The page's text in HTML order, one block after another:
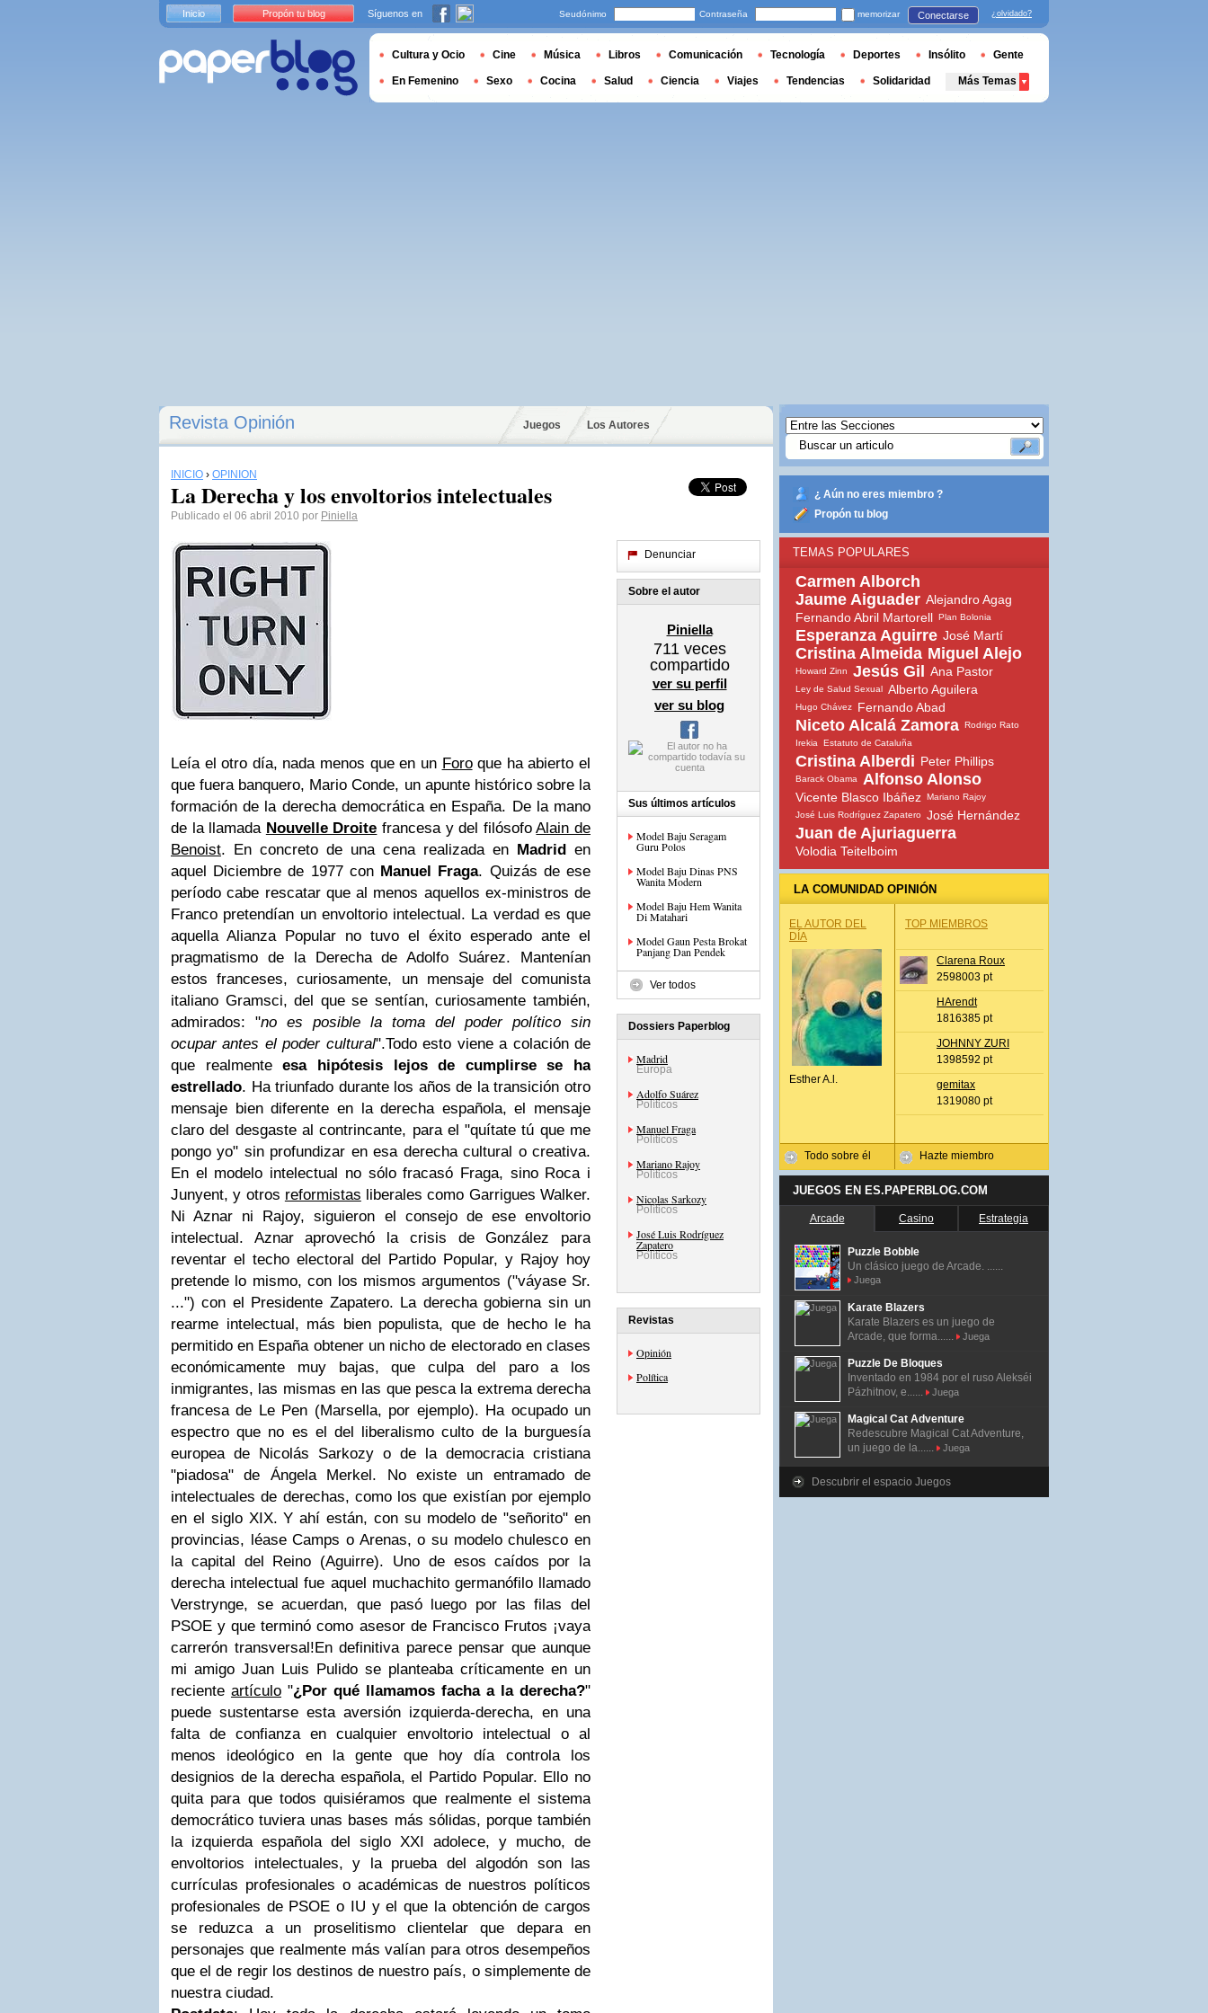
Revista Opinión Juegos Los Autores
INICIO › OPINIÓN
La Derecha y los envoltorios intelectuales
Publicado el 06 abril 2010 por Piniella
Leía el otro día, nada menos que en un Foroque ha abierto el
que fuera banquero, Mario Conde, un apunte histórico sobre la
formación de la derecha democrática en España. De la mano
de la llamada Nouvelle Droite francesa y del filósofoAlain de
Benoist. En concreto de una cena realizada en Madrid en
aquel Diciembre de 1977 con Manuel Fraga. Quizás de ese
período cabe rescatar que al menos aquellos ex-ministros de
Franco pretendían un envoltorio intelectual. La verdad es que
aquella Alianza Popular no tuvo el éxito esperado ante el
pragmatismo de la Derecha de Adolfo Suárez. Mantenían
estos franceses, curiosamente, un mensaje del comunista
italiano Gramsci, del que se sentían, curiosamente también,
admirados: "no es posible la toma del poder político sin
ocupar antes el poder cultural".Todo esto viene a colación de
que realmenteesa hipótesis lejos de cumplirse se ha
estrellado. Ha triunfado durante los años de la transición otro
mensaje bien diferente en la derecha española, el mensaje
claro del desgaste al contrincante, para el "quítate tú que me
pongo yo" sin profundizar en esa derecha cultural o creativa.
En el modelo intelectual no sólo fracasó Fraga, sino Roca i
Junyent, y otros reformistas liberales como Garrigues Walker.
Ni Aznar ni Rajoy, siguieron el consejo de ese envoltorio
intelectual. Aznar aprovechó la crisis de González para
reventar el techo electoral del Partido Popular, y Rajoy hoy
pretende lo mismo, con los mismos argumentos ("váyase Sr.
...") con el Presidente Zapatero. La derecha gobierna sin un
rearme intelectual, más bien populista, que de hecho le ha
permitido en España obtener un nicho de electorado en clases
económicamente muy bajas, que culpa del paro a los
inmigrantes, las mismas en las que pesca la extrema derecha
francesa de Le Pen (Marsella, por ejemplo). Ha ocupado un
espectro que no es el del liberalismo culto de la burguesía
europea de Nicolás Sarkozy o de la democracia cristiana
"piadosa" de Ángela Merkel. No existe un entramado de
intelectuales de derechas, como los que existían por ejemplo
en el siglo XIX. Y ahí están, con su modelo de "señorito" en
provincias, léase Camps o Arenas, o su modelo chulesco en
la capital del Reino (Aguirre). Uno de esos caídos por la
derecha intelectual fue aquel muchachito germanófilo llamado
Verstrynge, se acuerdan, que pasó luego por las filas del
PSOE y que terminó como asesor de Francisco Frutos ¡vaya
carrerón transversal!En definitiva parece pensar que aunque
mi amigo Juan Luis Pulido se planteaba críticamente en un
reciente artículo "¿Por qué llamamos facha a la derecha?"
puede sustentarse esta aversión izquierda-derecha, en una
falta de confianza en cualquier envoltorio intelectual o al
menos ideológico en la gente que hoy día controla los
designios de la derecha española, el Partido Popular. Ello no
quita para que todos quisiéramos que realmente el sistema
democrático tuviera unas bases más sólidas, porque también
la izquierda española del siglo XXI adolece, y mucho, de
envoltorios intelectuales, y la prueba del algodón son las
currículas profesionales o académicas de nuestros políticos
profesionales de PSOE o IU y el que la obtención de cargos
se reduzca a un proselitismo clientelar que depara en
personajes que realmente más valían para otros desempeños
que el de regir los destinos de nuestro país, o simplemente de
nuestra ciudad.
Denunciar
Sobre el autor
Piniella
711veces
compartido
ver su perfil
ver su blog
Sus últimos artículos
Model Baju Seragam
Guru Polos
Model Baju Dinas PNS
Wanita Modern
Model Baju Hem Wanita
Di Matahari
Model Gaun Pesta Brokat
Panjang Dan Pendek
Ver todos
Dossiers Paperblog
Madrid
Europa
Adolfo Suárez
Políticos
Manuel Fraga
Políticos
Mariano Rajoy
Políticos
Nicolas Sarkozy
Políticos
José Luis Rodríguez
Zapatero
Políticos
Revistas
Opinión
Política
¿ Aún no eres miembro ?
Propón tu blog
TEMAS POPULARES
Carmen Alborch
Jaume Aiguader Alejandro Agag
Fernando Abril Martorell Plan Bolonia
Esperanza Aguirre José Martí
Cristina Almeida Miguel Alejo
Howard Zinn Jesús Gil Ana Pastor
Ley de Salud Sexual Alberto Aguilera
Hugo Chávez Fernando Abad
Niceto Alcalá Zamora Rodrigo Rato
Irekia
Estatuto de Cataluña
Cristina Alberdi Peter Phillips
Barack Obama Alfonso Alonso
Vicente Blasco Ibáñez Mariano Rajoy
José Luis Rodríguez Zapatero
José Hernández
Juan de Ajuriaguerra
Volodia Teitelboim
LA COMUNIDAD OPINIÓN
EL AUTOR DEL
DÍA
Esther A.l.
Todo sobre él
TOP MIEMBROS
Clarena Roux
2598003 pt
HArendt
1816385 pt
JOHNNY ZURI
1398592 pt
gemitax
1319080 pt
Hazte miembro
JUEGOS EN ES.PAPERBLOG.COM
Arcade Casino Estrategia
Puzzle Bobble
Un clásico juego de Arcade. ......
Juega
Karate Blazers
Karate Blazers es un juego de
Arcade, que forma......
Juega
Puzzle De Bloques
Inventado en 1984 por el ruso Alekséi
Pázhitnov, e......
Juega
Magical Cat Adventure
Redescubre Magical Cat Adventure,
un juego de la......
Juega
Descubrir el espacio Juegos
Inicio Propón tu blog Síguenos en Seudónimo Contraseña memorizar Conectarse ¿olvidado?
Cultura y Ocio Cine Música Libros Comunicación Tecnología Deportes Insólito Gente
En Femenino Sexo Cocina Salud Ciencia Viajes Tendencias Solidaridad Más Temas